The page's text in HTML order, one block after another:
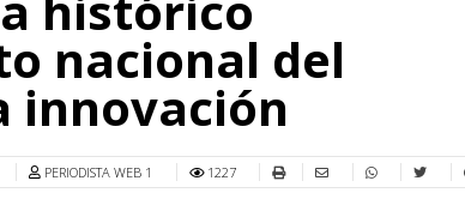
nacional del
innovación
PERIODISTA WEB 1 1227